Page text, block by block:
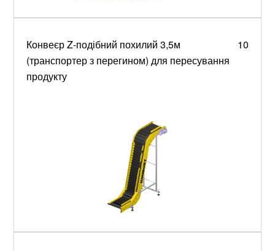
Конвеєр Z-подібний похилий 3,5м
(транспортер з перегином) для пересування
продукту
10